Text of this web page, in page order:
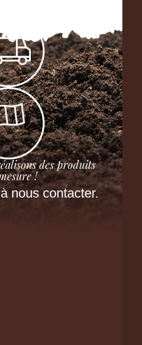
des produits
!
nous contacter.